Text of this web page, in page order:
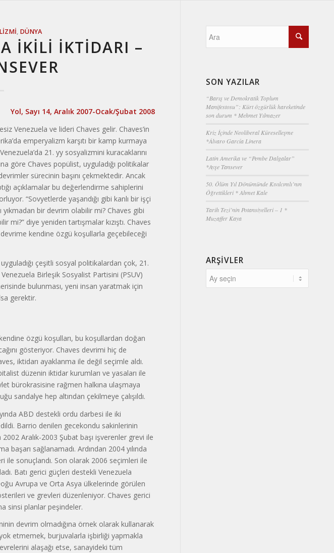
, DÜNYA
İKİLİ İKTİDARI –
Yol, Sayı 14, Aralık 2007-Ocak/Şubat 2008
Venezuela ve lideri Chaves gelir. Chaves’in
emperyalizm karşıtı bir kamp kurmaya
21. yy sosyalizmini kuracaklarını
göre Chaves popülist, uyguladığı politikalar
sürecinin başını çekmektedir. Ancak
açıklamalar bu değerlendirme sahiplerini
“Sovyetlerde yaşandığı gibi kanlı bir işçi
bir devrim olabilir mi? Chaves gibi
diye yeniden tartışmalar kızıştı. Chaves
kendine özgü koşullarla geçebileceği
çeşitli sosyal politikalardan çok, 21.
Birleşik Sosyalist Partisini (PSUV)
bulunması, yeni insan yaratmak için
gerektir.
özgü koşulları, bu koşullardan doğan
gösteriyor. Chaves devrimi hiç de
iktidarı ayaklanma ile değil seçimle aldı.
düzenin iktidar kurumları ve yasaları ile
bürokrasisine rağmen halkına ulaşmaya
sandalye hep altından çekilmeye çalışıldı.
ABD destekli ordu darbesi ile iki
Barrio denilen gecekondu sakinlerinin
Aralık-2003 Şubat başı işverenler grevi ile
başarı sağlanamadı. Ardından 2004 yılında
ile sonuçlandı. Son olarak 2006 seçimleri ile
Batı gerici güçleri destekli Venezuela
Avrupa ve Orta Asya ülkelerinde görülen
ve grevleri düzenleniyor. Chaves gerici
sinsi planlar peşindeler.
devrim olmadığına örnek olarak kullanarak
etmemek, burjuvalarla işbirliği yapmakla
alaşağı etse, sanayideki tüm
SON YAZILAR
“Barış ve Demokratik Toplum
Manifestosu”: Kürt özgürlük hareketinde
son durum * Mehmet Yılmazer
Kriz İçinde Neoliberal Küreselleşme
*Álvaro García Linera
Latin Amerika ve “Pembe Dalgalar”
*Ayşe Tansever
50. Ölüm Yıl Dönümünde Kıvılcımlı’nın
Öğrettikleri * Ahmet Kale
Tarih Tezi’nin Potansiyelleri – 1 *
Muzaffer Kaya
ARŞIVLER